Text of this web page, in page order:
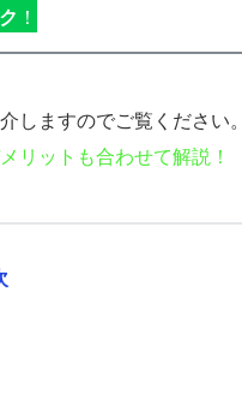
！
しますのでご覧ください。
リットも合わせて解説！